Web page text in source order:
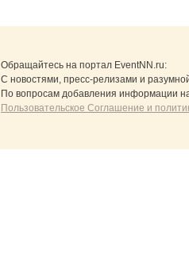
Обращайтесь на портал EventNN.ru:
С новостями, пресс-релизами и
По вопросам добавления информации
Пользовательское Соглашение и